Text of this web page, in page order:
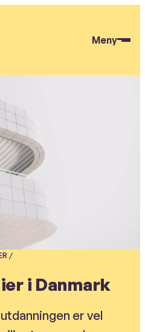
Meny
/
i Danmark
er vel